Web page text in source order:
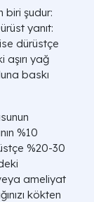
biri şudur:
yanıt:
dürüstçe
yağ
baskı
%10
%20-30
ameliyat
kökten